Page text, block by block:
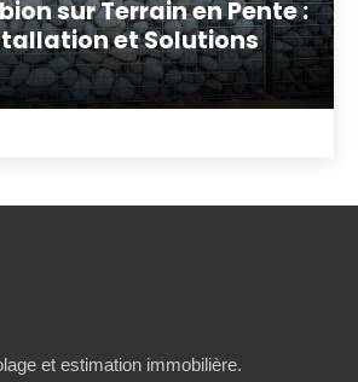
sur Terrain en Pente :
et Solutions
et estimation immobilière.